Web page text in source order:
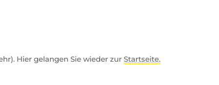
Hier gelangen Sie wieder zurStartseite.